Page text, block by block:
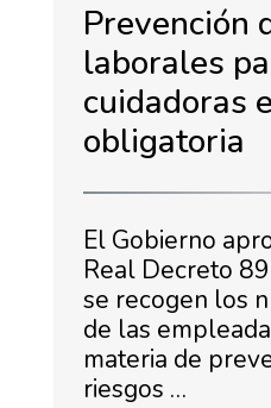
Prevención
laborales
cuidadoras
obligatoria
El Gobierno
Real Decreto
se recogen los
de las
materia de
riesgos …